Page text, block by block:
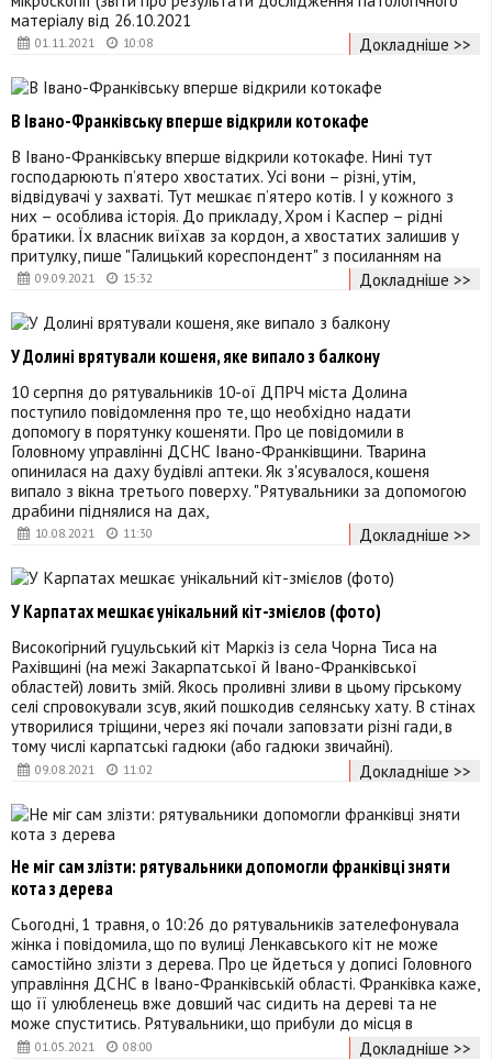
01.11.2021 10:08
матеріалу від 26.10.2021
Докладніше >>
09.09.2021 15:32
В Івано-Франківську вперше відкрили котокафе
В Івано-Франківську вперше відкрили котокафе. Нині тут
господарюють п’ятеро хвостатих. Усі вони – різні, утім,
відвідувачі у захваті. Тут мешкає п’ятеро котів. І у кожного з
них – особлива історія. До прикладу, Хром і Каспер – рідні
братики. Їх власник виїхав за кордон, а хвостатих залишив у
притулку, пише "Галицький кореспондент" з посиланням на
Докладніше >>
10.08.2021 11:30
У Долині врятували кошеня, яке випало з балкону
10 серпня до рятувальників 10-ої ДПРЧ міста Долина
поступило повідомлення про те, що необхідно надати
допомогу в порятунку кошеняти. Про це повідомили в
Головному управлінні ДСНС Івано-Франківщини. Тварина
опинилася на даху будівлі аптеки. Як з'ясувалося, кошеня
випало з вікна третього поверху. "Рятувальники за допомогою
драбини піднялися на дах,
Докладніше >>
09.08.2021 11:02
У Карпатах мешкає унікальний кіт-змієлов (фото)
Високогірний гуцульський кіт Маркіз із села Чорна Тиса на
Рахівщині (на межі Закарпатської й Івано-Франківської
областей) ловить змій. Якось проливні зливи в цьому гірському
селі спровокували зсув, який пошкодив селянську хату. В стінах
утворилися тріщини, через які почали заповзати різні гади, в
тому числі карпатські гадюки (або гадюки звичайні).
Докладніше >>
01.05.2021 08:00
Не міг сам злізти: рятувальники допомогли франківці зняти
кота з дерева
Сьогодні, 1 травня, о 10:26 до рятувальників зателефонувала
жінка і повідомила, що по вулиці Ленкавського кіт не може
самостійно злізти з дерева. Про це йдеться у дописі Головного
управління ДСНС в Івано-Франківській області. Франківка каже,
що її улюбленець вже довший час сидить на дереві та не
може спуститись. Рятувальники, що прибули до місця в
Докладніше >>